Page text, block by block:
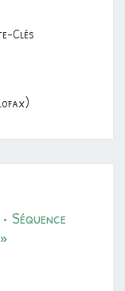
Clés
Séquence
»